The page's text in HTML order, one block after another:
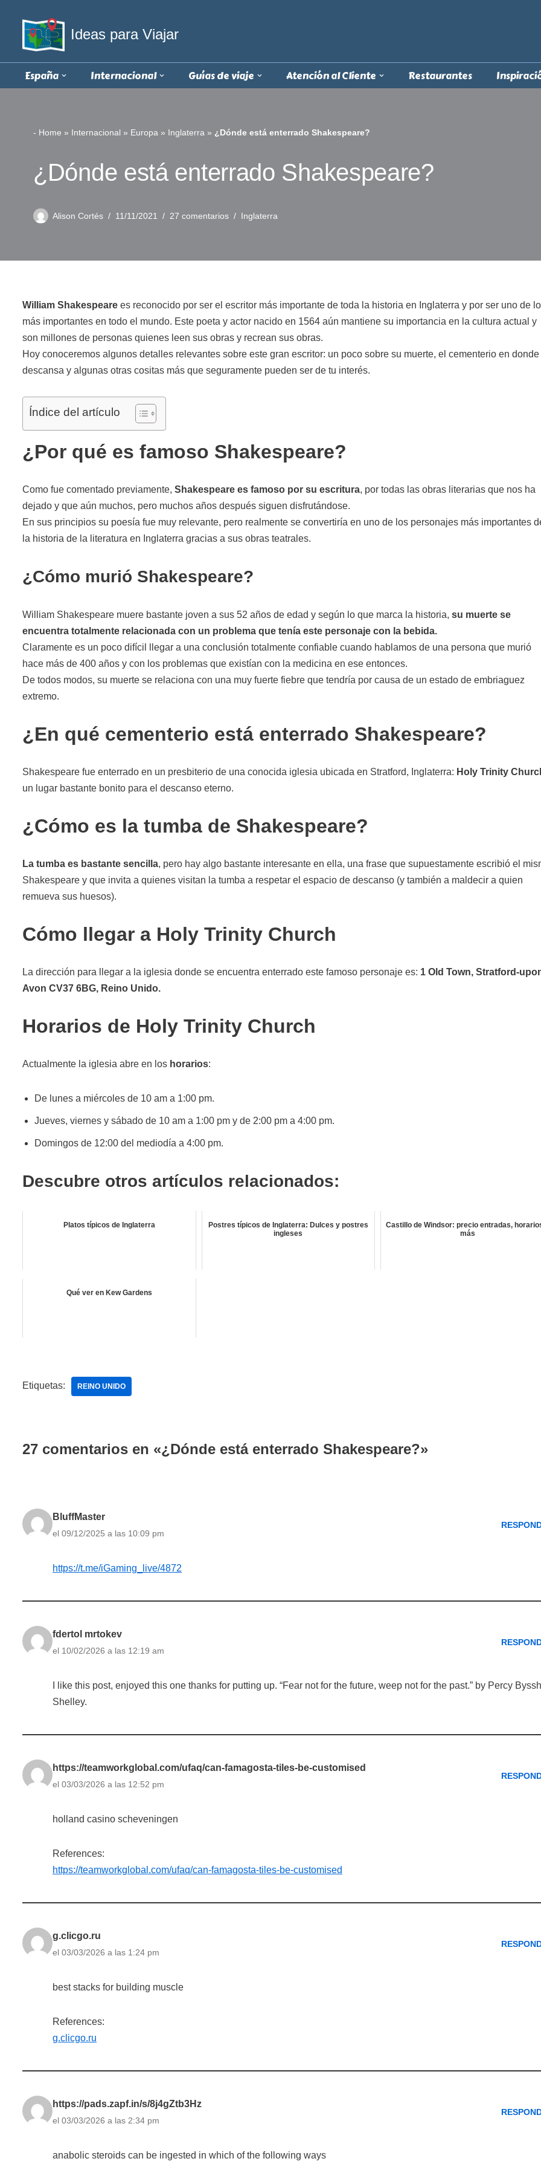
Saltar
contenido
Ideas para Viajar
España Internacional Guías de viaje Atención al Cliente Restaurantes
- Home » Internacional » Europa » Inglaterra » ¿Dónde está enterrado Shakespeare?
¿Dónde está enterrado Shakespeare?
Alison Cortés 11/11/2021 27 comentarios Inglaterra
William Shakespeare es reconocido por ser el escritor más importante de toda la historia en Inglaterra y por ser uno de
más importantes en todo el mundo. Este poeta y actor nacido en 1564 aún mantiene su importancia en la cultura actual y
son millones de personas quienes leen sus obras y recrean sus obras.
Hoy conoceremos algunos detalles relevantes sobre este gran escritor: un poco sobre su muerte, el cementerio en donde
descansa y algunas otras cositas más que seguramente pueden ser de tu interés.
Índice del artículo
¿Por qué es famoso Shakespeare?
Como fue comentado previamente, Shakespeare es famoso por su escritura, por todas las obras literarias que nos ha
dejado y que aún muchos, pero muchos años después siguen disfrutándose.
En sus principios su poesía fue muy relevante, pero realmente se convertiría en uno de los personajes más importantes
la historia de la literatura en Inglaterra gracias a sus obras teatrales.
¿Cómo murió Shakespeare?
William Shakespeare muere bastante joven a sus 52 años de edad y según lo que marca la historia, su muerte se
encuentra totalmente relacionada con un problema que tenía este personaje con la bebida.
Claramente es un poco difícil llegar a una conclusión totalmente confiable cuando hablamos de una persona que murió
hace más de 400 años y con los problemas que existían con la medicina en ese entonces.
De todos modos, su muerte se relaciona con una muy fuerte fiebre que tendría por causa de un estado de embriaguez
extremo.
¿En qué cementerio está enterrado Shakespeare?
Shakespeare fue enterrado en un presbiterio de una conocida iglesia ubicada en Stratford, Inglaterra: Holy Trinity
un lugar bastante bonito para el descanso eterno.
¿Cómo es la tumba de Shakespeare?
La tumba es bastante sencilla, pero hay algo bastante interesante en ella, una frase que supuestamente escribió el
Shakespeare y que invita a quienes visitan la tumba a respetar el espacio de descanso (y también a maldecir a quien
remueva sus huesos).
Cómo llegar a Holy Trinity Church
La dirección para llegar a la iglesia donde se encuentra enterrado este famoso personaje es: 1 Old Town, Stratford-
Avon CV37 6BG, Reino Unido.
Horarios de Holy Trinity Church
Actualmente la iglesia abre en los horarios:
De lunes a miércoles de 10 am a 1:00 pm.
Jueves, viernes y sábado de 10 am a 1:00 pm y de 2:00 pm a 4:00 pm.
Domingos de 12:00 del mediodía a 4:00 pm.
Descubre otros artículos relacionados:
Platos típicos de Inglaterra
Postres típicos de Inglaterra: Dulces y postres
ingleses
Castillo de Windsor: precio entradas,
más
Qué ver en Kew Gardens
Etiquetas: REINO UNIDO
27 comentarios en «¿Dónde está enterrado Shakespeare?»
BluffMaster
el 09/12/2025 a las 10:09 pm
https://t.me/iGaming_live/4872
fdertol mrtokev
el 10/02/2026 a las 12:19 am
I like this post, enjoyed this one thanks for putting up. “Fear not for the future, weep not for the past.” by Percy
Shelley.
https://teamworkglobal.com/ufaq/can-famagosta-tiles-be-customised
el 03/03/2026 a las 12:52 pm
holland casino scheveningen
References:
https://teamworkglobal.com/ufaq/can-famagosta-tiles-be-customised
g.clicgo.ru
el 03/03/2026 a las 1:24 pm
best stacks for building muscle
References:
g.clicgo.ru
https://pads.zapf.in/s/8j4gZtb3Hz
el 03/03/2026 a las 2:34 pm
anabolic steroids can be ingested in which of the following ways